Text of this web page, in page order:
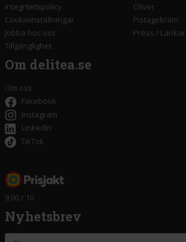
Integritetspolicy
Cookieinställningar
Jobba hos oss
Tillgänglighet
Oliver
Pistagekräm
Press / Länkar
Om delitea.se
Om oss
Facebook
Instagram
LinkedIn
TikTok
9,00 / 10
Nyhetsbrev